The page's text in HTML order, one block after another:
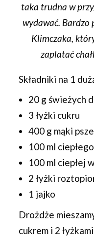
taka trudna w
wydawać. Bardzo
Klimczaka,
zaplatać
Składniki na 1
20 g świeżych
3 łyżki cukru
400 g mąki
100 ml
100 ml ciepłej
2 łyżki
1 jajko
Drożdże
cukrem i 2